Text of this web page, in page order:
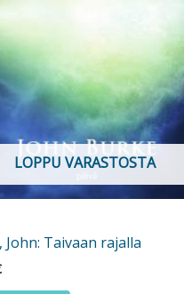
LOPPU VARASTOSTA
John: Taivaan rajalla